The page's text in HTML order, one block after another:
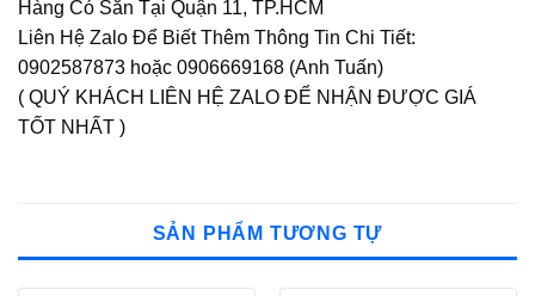
Hàng Có Sẵn Tại Quận 11, TP.HCM
Liên Hệ Zalo Để Biết Thêm Thông Tin Chi Tiết:
0902587873 hoặc 0906669168 (Anh Tuấn)
( QUÝ KHÁCH LIÊN HỆ ZALO ĐỂ NHẬN ĐƯỢC GIÁ
TỐT NHẤT )
SẢN PHẨM TƯƠNG TỰ